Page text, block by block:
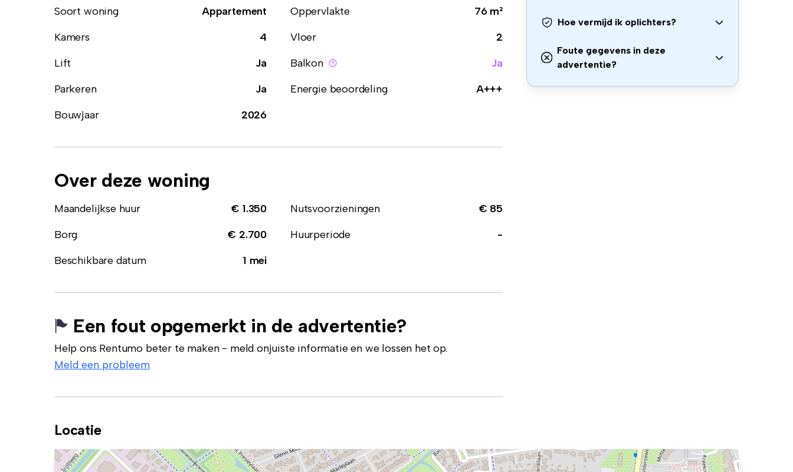
Soort woning Appartement Oppervlakte
76 m²
Kamers
4 Vloer
2
Lift
Ja Balkon
Ja
Parkeren
Ja Energie beoordeling
A+++
Bouwjaar
2026
Over deze woning
Maandelijkse huur € 1.350 Nutsvoorzieningen
€ 85
Borg
€ 2.700 Huurperiode
-
Beschikbare datum
1 mei
Een fout opgemerkt in de advertentie?
Help ons Rentumo beter te maken - meld onjuiste informatie en we lossen het op.
Meld een probleem
Hoe vermijd ik oplichters?
Foute gegevens in deze
advertentie?
Locatie